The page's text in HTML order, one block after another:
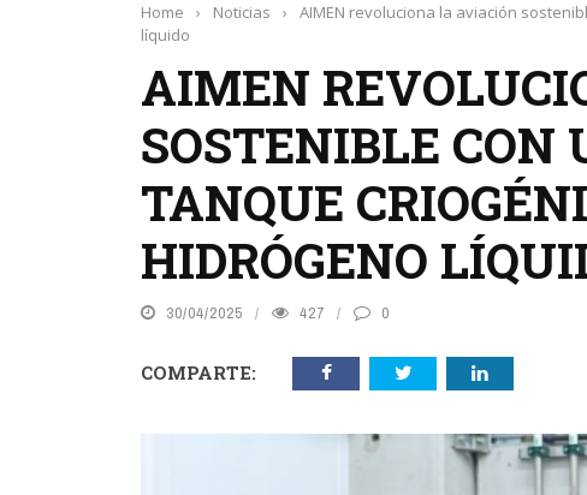
Home › Noticias ›
AIMEN revoluciona la aviación
líquido
AIMEN
SOSTENIBLE CON
TANQUE
HIDRÓGENO
30/04/2025 427 0
COMPARTE: